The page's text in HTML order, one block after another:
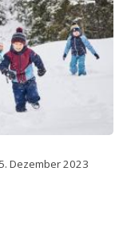
Dezember 2023